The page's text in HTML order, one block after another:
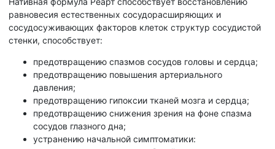
равновесия естественных сосудорасширяющих и
сосудосуживающих факторов клеток структур сосудистой
стенки, способствует:
предотвращению спазмов сосудов головы и сердца;
предотвращению повышения артериального
давления;
предотвращению гипоксии тканей мозга и сердца;
предотвращению снижения зрения на фоне спазма
сосудов глазного дна;
устранению начальной симптоматики: